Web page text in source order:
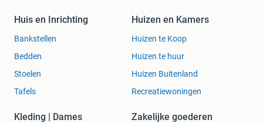
Huis en Inrichting
Bankstellen
Bedden
Stoelen
Tafels
Huizen en Kamers
Huizen te Koop
Huizen te huur
Huizen Buitenland
Recreatiewoningen
Kleding | Dames Zakelijke goederen